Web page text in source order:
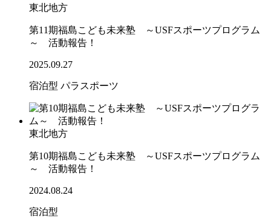
東北地方
第11期福島こども未来塾 ～USFスポーツプログラム
～ 活動報告！
2025.09.27
宿泊型 パラスポーツ
東北地方
第10期福島こども未来塾 ～USFスポーツプログラム
～ 活動報告！
2024.08.24
宿泊型